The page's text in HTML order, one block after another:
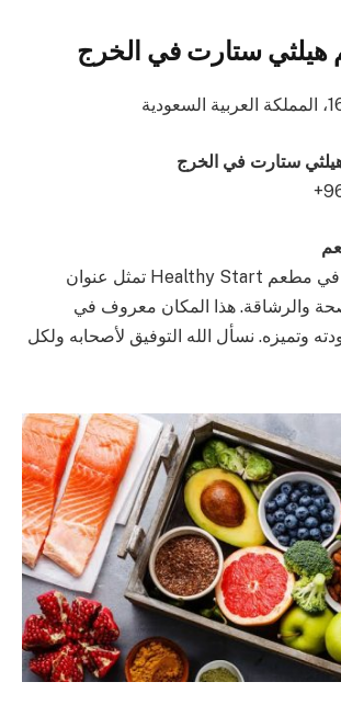
هيلثي ستارت في الخرج
ستارت في الخرج
المأكولات الصحية في مطعم Healthy Start تمثل عنوان
والرشاقة. هذا المكان معروف في
وتميزه. نسأل الله التوفيق لأصحابه ولكل